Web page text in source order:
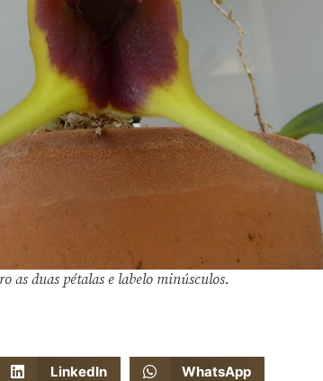
as duas pétalas e labelo minúsculos.
LinkedIn WhatsApp